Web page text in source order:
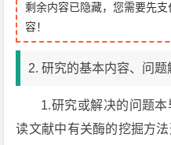
剩余内容已隐藏，您需要先
容！
2. 研究的基本内容、问
1.研究或解决的问题
读文献中有关酶的挖掘方